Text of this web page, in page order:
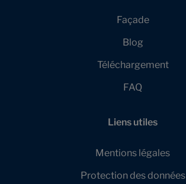
Façade
Blog
Téléchargement
FAQ
Liens utiles
Mentions légales
Protection des données